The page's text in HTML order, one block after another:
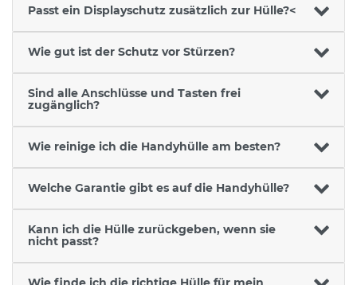
Passt ein Displayschutz zusätzlich zur Hülle?<
Wie gut ist der Schutz vor Stürzen?
Sind alle Anschlüsse und Tasten frei
zugänglich?
Wie reinige ich die Handyhülle am besten?
Welche Garantie gibt es auf die Handyhülle?
Kann ich die Hülle zurückgeben, wenn sie
nicht passt?